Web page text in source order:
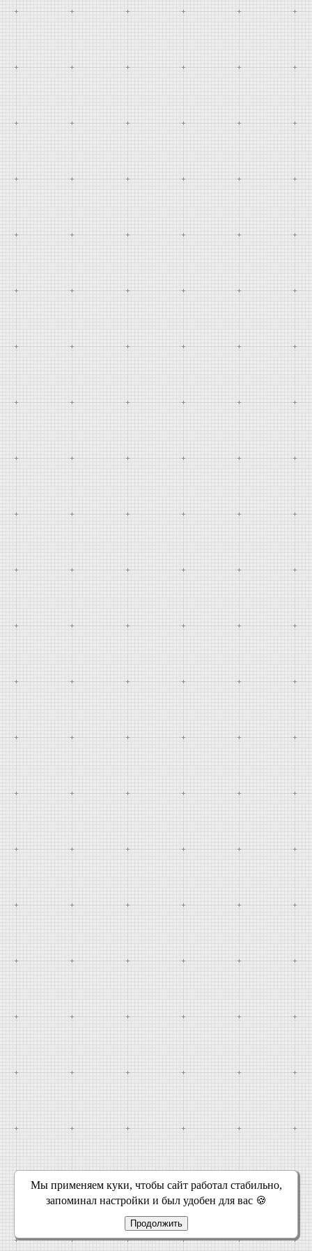
Мы применяем куки, чтобы сайт работал стабильно,
запоминал настройки и был удобен для вас 🍪
Продолжить